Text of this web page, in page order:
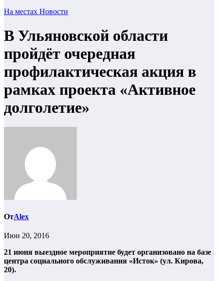
На местах Новости
В Ульяновской области
пройдёт очередная
профилактическая акция в
рамках проекта «Активное
долголетие»
ОтAlex
Июн 20, 2016
21 июня выездное мероприятие будет организовано на базе
центра социального обслуживания «Исток» (ул. Кирова,
20).